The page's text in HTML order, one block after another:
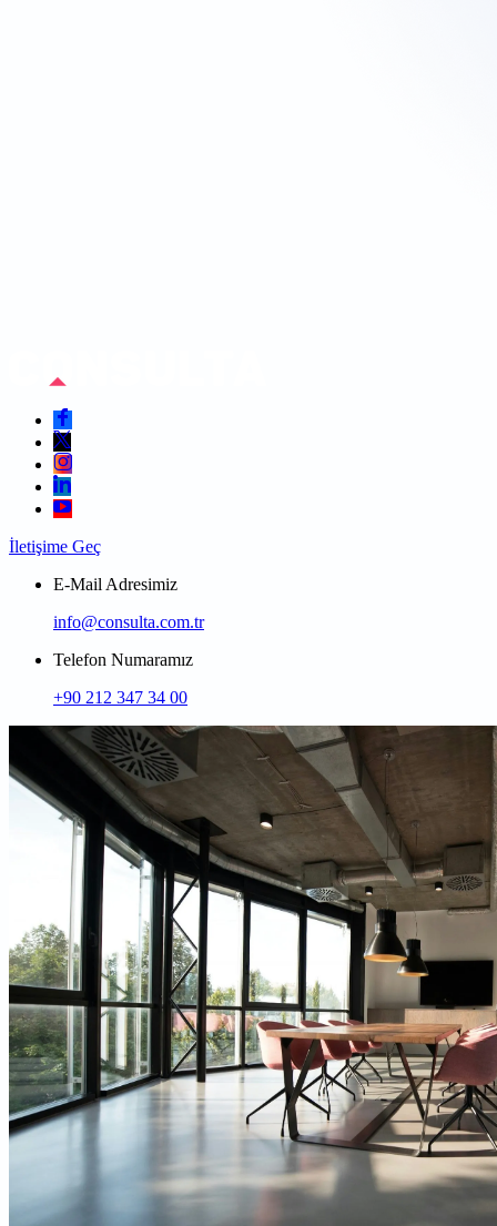
İletişime Geç
E-Mail Adresimiz
info@consulta.com.tr
Telefon Numaramız
+90 212 347 34 00